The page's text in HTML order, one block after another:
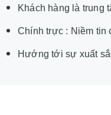
Khách hàng là trung
Chính trực : Niềm tin
Hướng tới sự xuất